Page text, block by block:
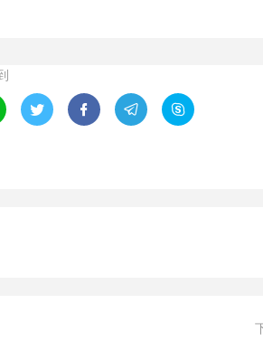
   